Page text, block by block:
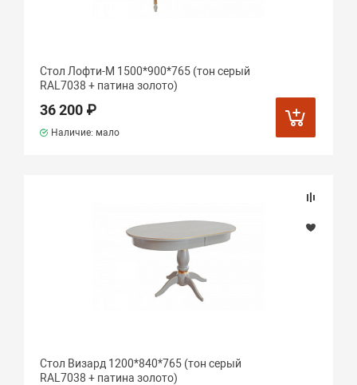
Стол Лофти-М 1500*900*765 (тон серый
RAL7038 + патина золото)
36 200 ₽
Наличие: мало
Стол Визард 1200*840*765 (тон серый
RAL7038 + патина золото)